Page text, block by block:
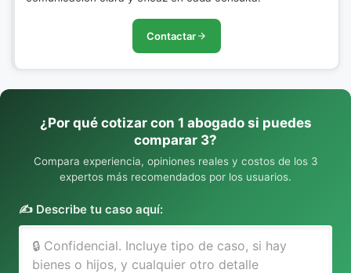
Contactar
¿Por qué cotizar con 1 abogado si puedes
comparar 3?
Compara experiencia, opiniones reales y costos de los 3
expertos más recomendados por los usuarios.
✍️ Describe tu caso aquí: